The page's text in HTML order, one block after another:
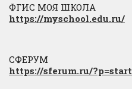
ФГИС МОЯ ШКОЛА
https://myschool.edu.ru/
СФЕРУМ
https://sferum.ru/?p=start